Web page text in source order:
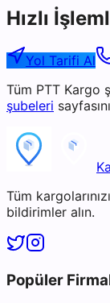
Hızlı
Yol Tarifi Al
Tüm PTT Kargo
şubeleri
Tüm
bildirimler alın.
Popüler